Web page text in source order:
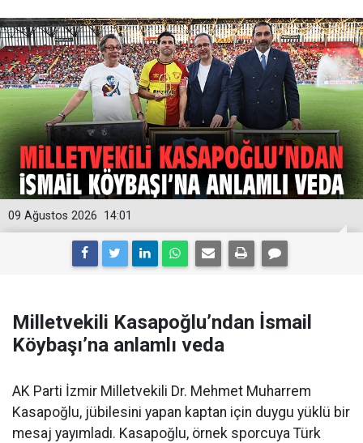
14:01
09 Ağustos 2026
Milletvekili Kasapoğlu’ndan İsmail
Köybaşı’na anlamlı veda
AK Parti İzmir Milletvekili Dr. Mehmet Muharrem
Kasapoğlu, jübilesini yapan kaptan için duygu yüklü bir
mesaj yayımladı. Kasapoğlu, örnek sporcuya Türk